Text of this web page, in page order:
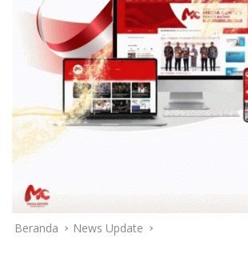
Beranda News Update